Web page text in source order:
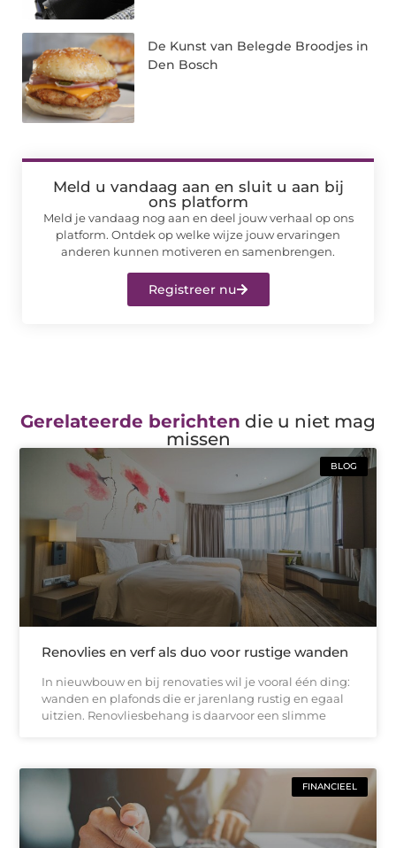
De Kunst van Belegde Broodjes in
Den Bosch
Meld u vandaag aan en sluit u aan bij
ons platform
Meld je vandaag nog aan en deel jouw verhaal op ons
platform. Ontdek op welke wijze jouw ervaringen
anderen kunnen motiveren en samenbrengen.
Registreer nu
Gerelateerde berichten die u niet mag
missen
BLOG
Renovlies en verf als duo voor rustige wanden
In nieuwbouw en bij renovaties wil je vooral één ding:
wanden en plafonds die er jarenlang rustig en egaal
uitzien. Renovliesbehang is daarvoor een slimme
FINANCIEEL